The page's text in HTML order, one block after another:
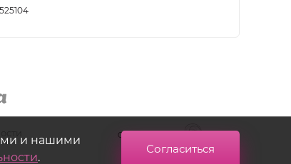
Создание сайта
и нашими
.
Согласиться